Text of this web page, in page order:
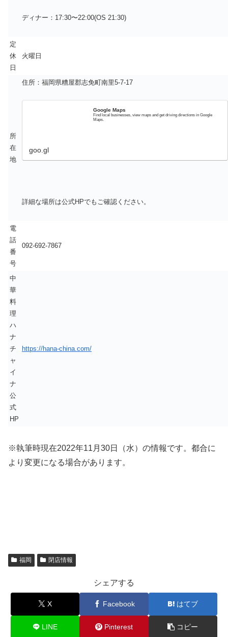
ディナー：17:30〜22:00(OS 21:30)
定
休
日
火曜日
所
在
地
住所：福岡県糟屋郡志免町南里5-7-17
Google Maps
Find local businesses, view maps and get driving directions in Google
Maps.
goo.gl
詳細な場所は公式HPでもご確認ください。
電
話
番
号
092-692-7867
中
華
料
理
ハ
ナ
チ
ャ
イ
ナ
公
式
HP
https://hana-china.com/
※執筆時現在2022年11月30日（水）の情報です。都合に
より変更になる場合があります。
福岡 閉店情報
シェアする
X Facebook はてブ
LINE Pinterest コピー